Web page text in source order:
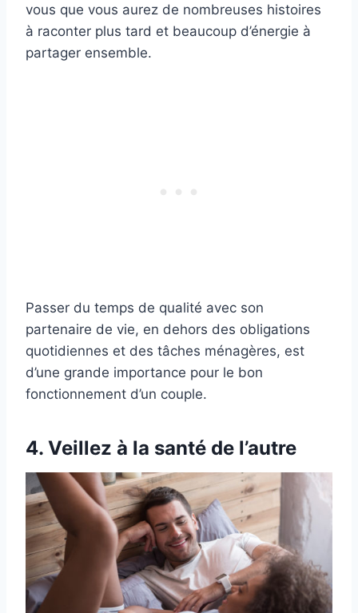
vous que vous aurez de nombreuses histoires
à raconter plus tard et beaucoup d’énergie à
partager ensemble.
Passer du temps de qualité avec son
partenaire de vie, en dehors des obligations
quotidiennes et des tâches ménagères, est
d’une grande importance pour le bon
fonctionnement d’un couple.
4. Veillez à la santé de l’autre